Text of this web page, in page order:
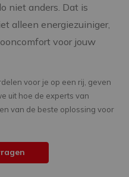
niet anders. Dat is
alleen energiezuiniger,
voor jouw
voor je op een rij, geven
uit hoe de experts van
van de beste oplossing voor